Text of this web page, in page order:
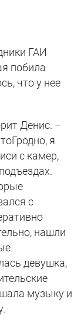
ГАИ
побила
что у нее
Денис. –
я
с камер,
с
нашли
девушка,
музыку и